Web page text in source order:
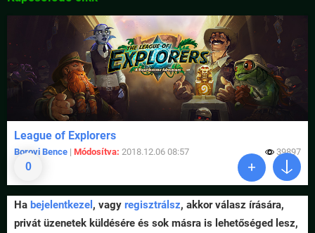
0
League of Explorers
Borovi Bence | Módosítva: 2018.12.06 08:57 39897
Ha bejelentkezel , vagy regisztrálsz, akkor válasz írására,
privát üzenetek küldésére és sok másra is lehetőséged lesz,